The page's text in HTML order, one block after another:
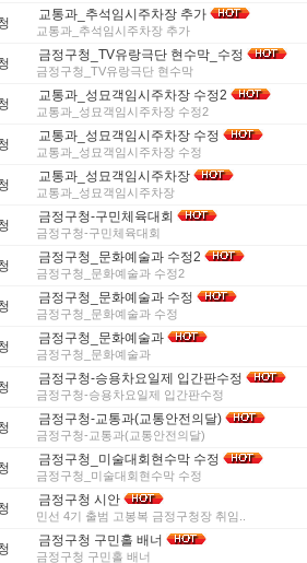
교통과_추석임시주차장 추가
교통과_추석임시주차장 추가
금정구청_TV유랑극단 현수막_수정
금정구청_TV유랑극단 현수막
교통과_성묘객임시주차장 수정2
교통과_성묘객임시주차장 수정2
교통과_성묘객임시주차장 수정
교통과_성묘객임시주차장 수정
교통과_성묘객임시주차장
교통과_성묘객임시주차장
금정구청-구민체육대회
금정구청-구민체육대회
금정구청_문화예술과 수정2
금정구청_문화예술과 수정2
금정구청_문화예술과 수정
금정구청_문화예술과 수정
금정구청_문화예술과
금정구청_문화예술과
금정구청-승용차요일제 입간판수정
금정구청-승용차요일제 입간판수정
금정구청-교통과(교통안전의달)
금정구청-교통과(교통안전의달)
금정구청_미술대회현수막 수정
금정구청_미술대회현수막 수정
금정구청 시안
민선 4기 출범 고봉복 금정구청장 취임..
금정구청 구민홀 배너
금정구청 구민홀 배너